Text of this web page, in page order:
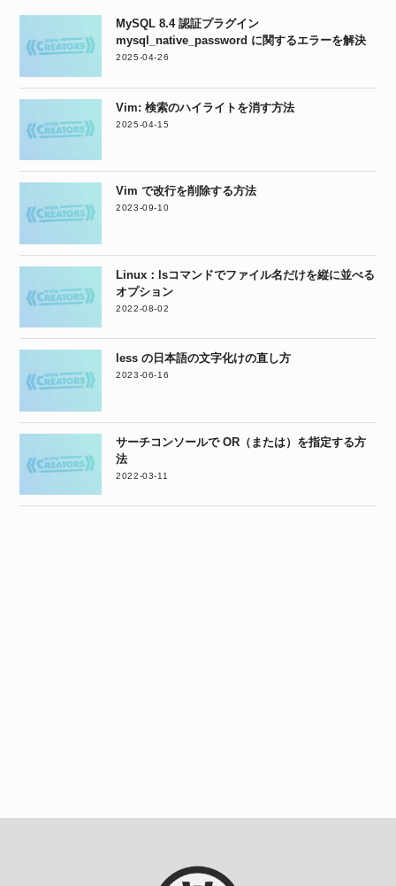
MySQL 8.4 認証プラグイン
mysql_native_password に関するエラーを解決
2025-04-26
Vim: 検索のハイライトを消す方法
2025-04-15
Vim で改行を削除する方法
2023-09-10
Linux：lsコマンドでファイル名だけを縦に並べる
オプション
2022-08-02
less の日本語の文字化けの直し方
2023-06-16
サーチコンソールで OR（または）を指定する方
法
2022-03-11